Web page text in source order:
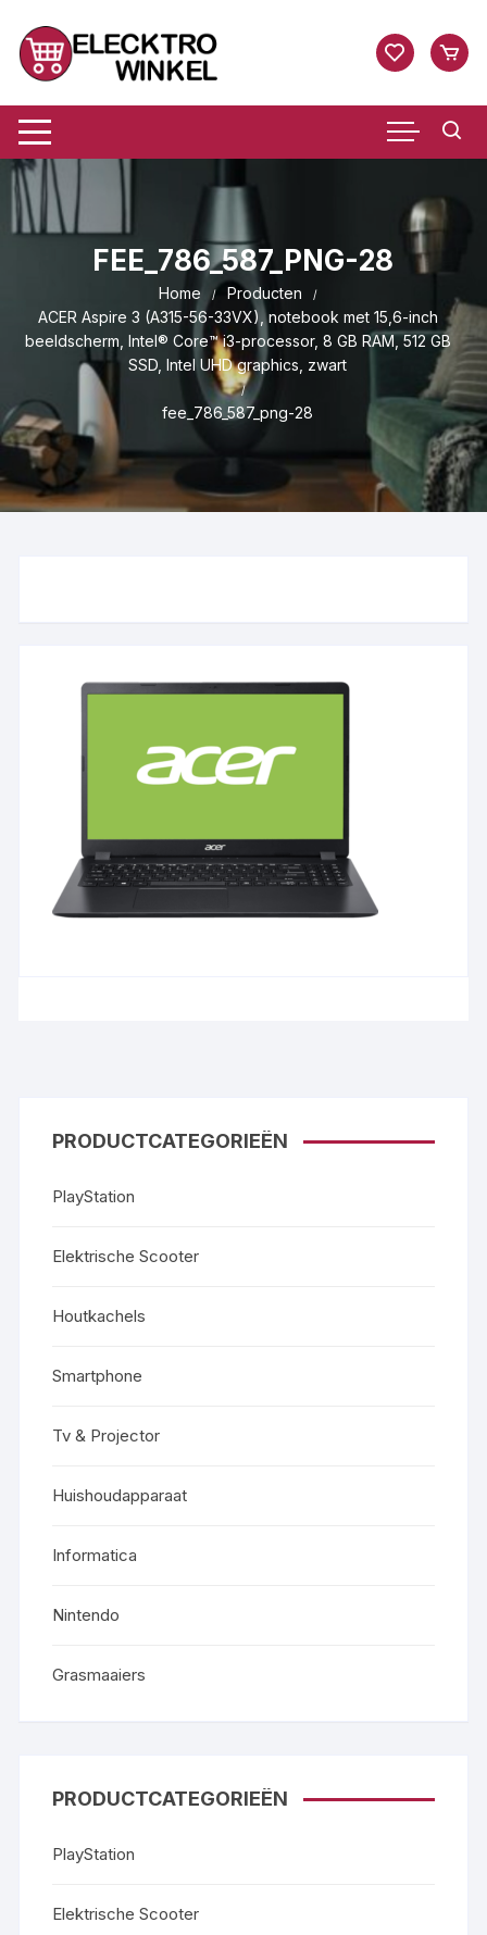
naar
inhoud
FEE_786_587_PNG-28
Home
Producten
ACER Aspire 3 (A315-56-33VX), notebook met 15,6-inch
beeldscherm, Intel® Core™ i3-processor, 8 GB RAM, 512 GB
SSD, Intel UHD graphics, zwart
fee_786_587_png-28
PRODUCTCATEGORIEËN
PlayStation
Elektrische Scooter
Houtkachels
Smartphone
Tv & Projector
Huishoudapparaat
Informatica
Nintendo
Grasmaaiers
PRODUCTCATEGORIEËN
PlayStation
Elektrische Scooter